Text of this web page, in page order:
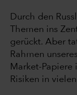
Durch den
Themen ins
gerückt. Aber
Rahmen
Market-
Risiken in